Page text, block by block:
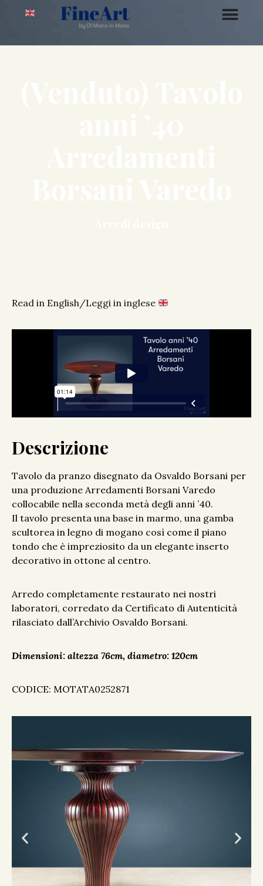
Read in English/Leggi in inglese
Descrizione
Tavolo da pranzo disegnato da Osvaldo Borsani per
una produzione Arredamenti Borsani Varedo
collocabile nella seconda metà degli anni ’40.
Il tavolo presenta una base in marmo, una gamba
scultorea in legno di mogano così come il piano
tondo che è impreziosito da un elegante inserto
decorativo in ottone al centro.
Arredo completamente restaurato nei nostri
laboratori, corredato da Certificato di Autenticità
rilasciato dall’Archivio Osvaldo Borsani.
Dimensioni: altezza 76cm, diametro: 120cm
CODICE: MOTATA0252871